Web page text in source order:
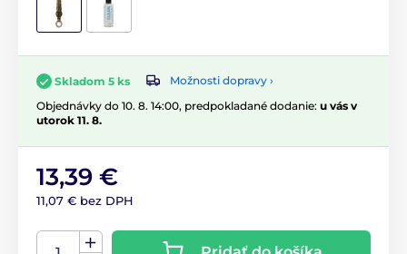
Skladom 5 ks
Možnosti dopravy ›
Objednávky do 10. 8. 14:00, predpokladané dodanie: u vás v
utorok 11. 8.
13,39 €
11,07 € bez DPH